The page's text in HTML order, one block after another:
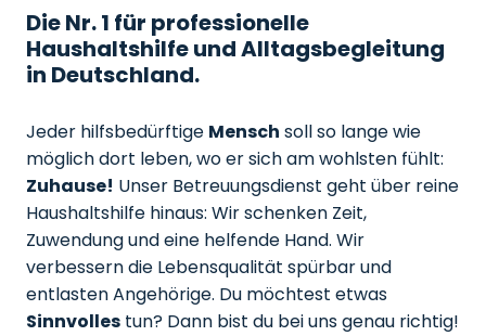
Die Nr. 1 für professionelle
Haushaltshilfe und Alltagsbegleitung
in Deutschland.
Jeder hilfsbedürftige Mensch soll so lange wie
möglich dort leben, wo er sich am wohlsten fühlt:
Zuhause! Unser Betreuungsdienst geht über reine
Haushaltshilfe hinaus: Wir schenken Zeit,
Zuwendung und eine helfende Hand. Wir
verbessern die Lebensqualität spürbar und
entlasten Angehörige. Du möchtest etwas
Sinnvolles tun? Dann bist du bei uns genau richtig!